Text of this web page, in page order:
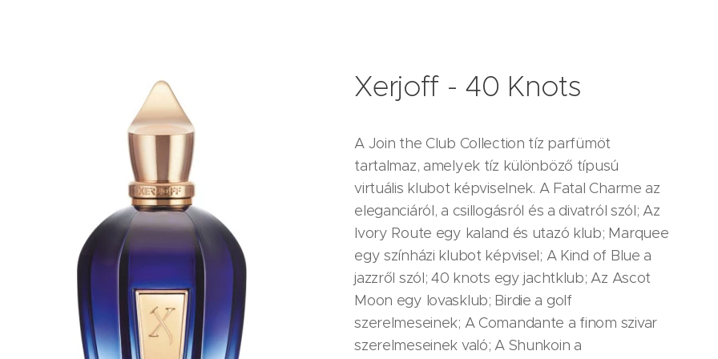
Xerjoff - 40 Knots
A Join the Club Collection tíz parfümöt
tartalmaz, amelyek tíz különböző típusú
virtuális klubot képviselnek. A Fatal Charme az
eleganciáról, a csillogásról és a divatról szól; Az
Ivory Route egy kaland és utazó klub; Marquee
egy színházi klubot képvisel; A Kind of Blue a
jazzről szól; 40 knots egy jachtklub; Az Ascot
Moon egy lovasklub; Birdie a golf
szerelmeseinek; A Comandante a finom szivar
szerelmeseinek való; A Shunkoin a